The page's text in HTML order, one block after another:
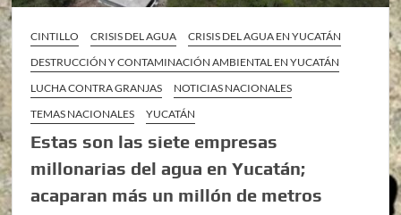
CINTILLO CRISIS DEL AGUA
CRISIS DEL AGUA EN YUCATÁN
DESTRUCCIÓN Y CONTAMINACIÓN AMBIENTAL EN YUCATÁN
LUCHA CONTRA GRANJAS
NOTICIAS NACIONALES
TEMAS NACIONALES
YUCATÁN
Estas son las siete empresas
millonarias del agua en Yucatán;
acaparan más un millón de metros